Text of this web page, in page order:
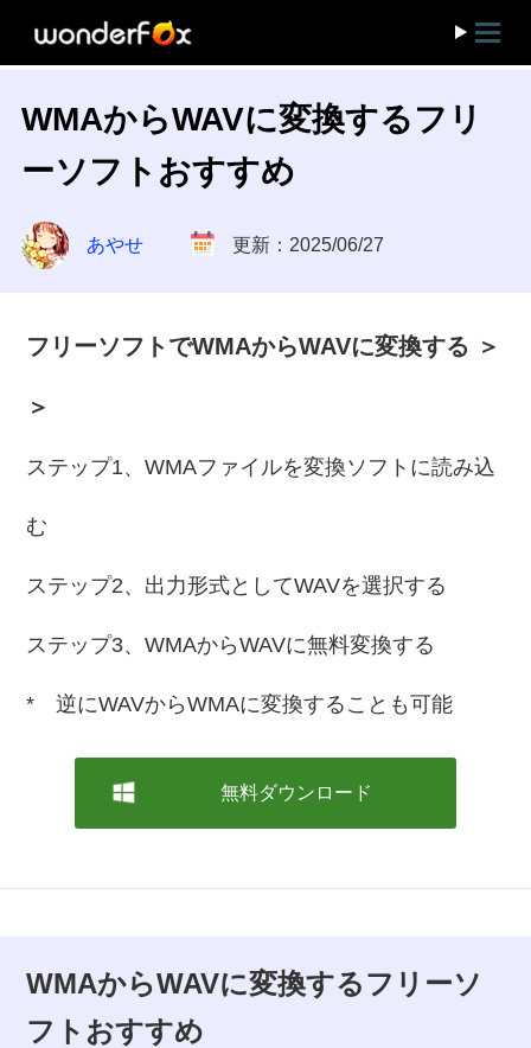
WMAからWAVに変換するフリ
ーソフトおすすめ
あやせ 更新：2025/06/27
フリーソフトでWMAからWAVに変換する ＞
＞
ステップ1、WMAファイルを変換ソフトに読み込
む
ステップ2、出力形式としてWAVを選択する
ステップ3、WMAからWAVに無料変換する
* 逆にWAVからWMAに変換することも可能
無料ダウンロード
WMAからWAVに変換するフリーソ
フトおすすめ